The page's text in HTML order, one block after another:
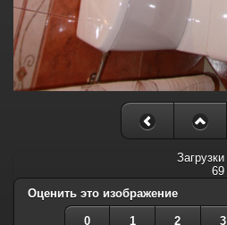
Загрузки
69
Оценить это изображение
0 1 2 3